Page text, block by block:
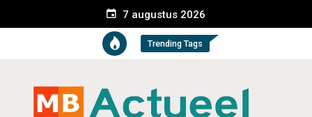
7 augustus 2026
Trending Tags